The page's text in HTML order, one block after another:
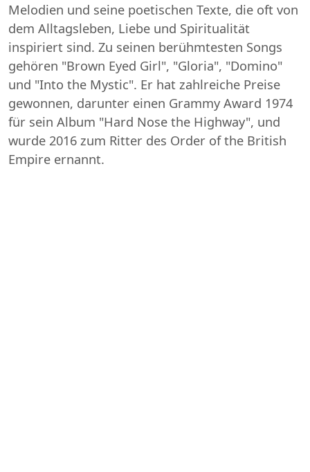
Melodien und seine poetischen Texte, die oft von
dem Alltagsleben, Liebe und Spiritualität
inspiriert sind. Zu seinen berühmtesten Songs
gehören "Brown Eyed Girl", "Gloria", "Domino"
und "Into the Mystic". Er hat zahlreiche Preise
gewonnen, darunter einen Grammy Award 1974
für sein Album "Hard Nose the Highway", und
wurde 2016 zum Ritter des Order of the British
Empire ernannt.